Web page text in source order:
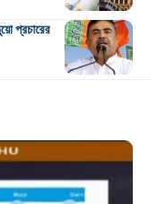
প্রচারের